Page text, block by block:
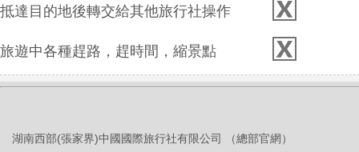
抵達目的地後轉交給其他旅行社操作
旅遊中各種趕路，趕時間，縮景點
湖南西部(張家界)中國國際旅行社有限公司 （總部官網）